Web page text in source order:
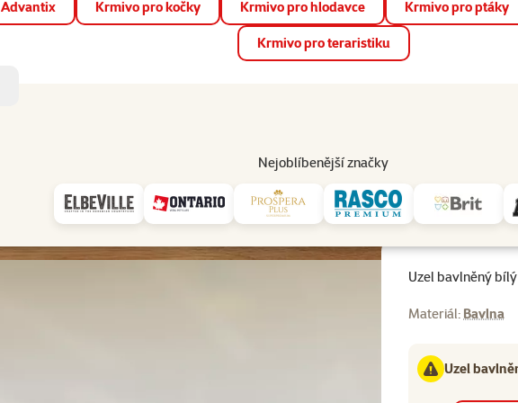
📱 Stáhněte si novou aplikaci Super zoo.Více informací
Advantix Krmivo pro kočky Krmivo pro hlodavce Krmivo pro ptáky
Krmivo pro teraristiku
Nejoblíbenější značky
Prodejny Služby
Uzel bavlněný bílý 45cm, 3 knoty
Uzel bavlněný
Materiál: Bavlna
Uzel